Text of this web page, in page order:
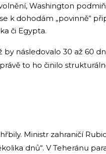
Washington
k dohodám „povinně“
či Egypta.
následovalo 30 až 60
to ho činilo
Ministr zahraničí
dnů“. V Teheránu